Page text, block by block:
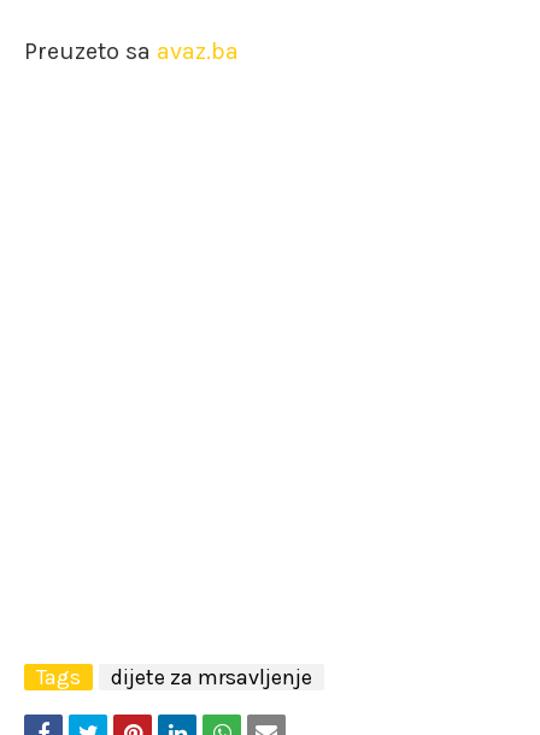
Preuzeto sa avaz.ba
Tags dijete za mrsavljenje